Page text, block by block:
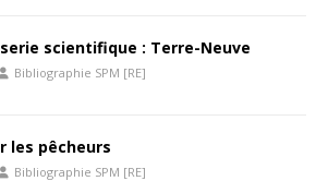
scientifique : Terre-Neuve
Bibliographie SPM [RE]
les pêcheurs
Bibliographie SPM [RE]